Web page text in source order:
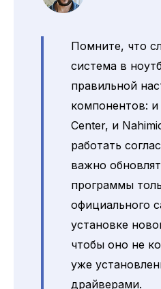
Помните, что
система в
правильной
компонентов:
Center, и
работать
важно
программы
официального
установке
чтобы оно не
уже
драйверами.